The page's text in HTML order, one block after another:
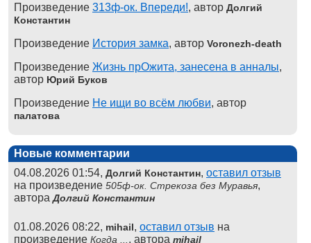
Произведение 313ф-ок. Впереди!, автор Долгий
Константин
Произведение История замка, автор Voronezh-death
Произведение Жизнь прОжита, занесена в анналы,
автор Юрий Буков
Произведение Не ищи во всём любви, автор
палатова
Новые комментарии
04.08.2026 01:54, Долгий Константин, оставил отзыв
на произведение 505ф-ок. Стрекоза без Муравья,
автораДолгий Константин
01.08.2026 08:22, mihail, оставил отзыв на
произведение Когда ... , автора mihail